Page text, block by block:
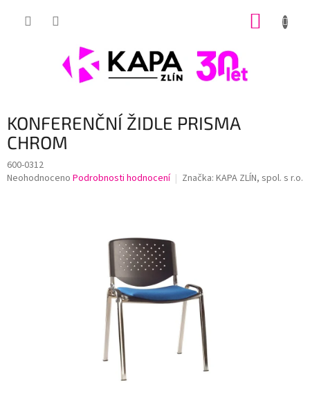
KONFERENČNÍ ŽIDLE PRISMA
CHROM
600-0312
Průměrné
Neohodnoceno Podrobnosti hodnocení Značka: KAPA ZLÍN, spol. s r.o.